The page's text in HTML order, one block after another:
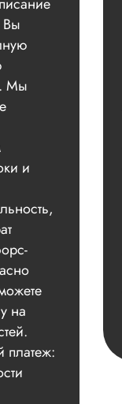
Вы
Мы
и
на
платеж: